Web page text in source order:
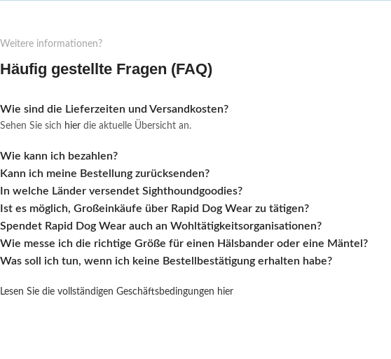
Weitere informationen?
Häufig gestellte Fragen (FAQ)
Wie sind die Lieferzeiten und Versandkosten?
Sehen Sie sich hier die aktuelle Übersicht an.
Wie kann ich bezahlen?
Kann ich meine Bestellung zurücksenden?
In welche Länder versendet Sighthoundgoodies?
Ist es möglich, Großeinkäufe über Rapid Dog Wear zu tätigen?
Spendet Rapid Dog Wear auch an Wohltätigkeitsorganisationen?
Wie messe ich die richtige Größe für einen Hälsbander oder eine Mäntel?
Was soll ich tun, wenn ich keine Bestellbestätigung erhalten habe?
Lesen Sie die vollständigen Geschäftsbedingungen hier